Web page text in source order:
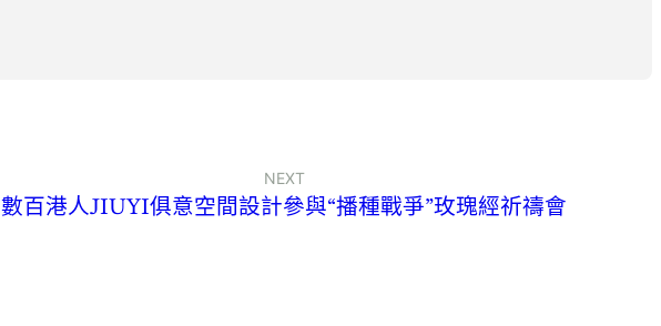
NEXT
數百港人JIUYI俱意空間設計參與“播種戰爭”玫瑰經祈禱會